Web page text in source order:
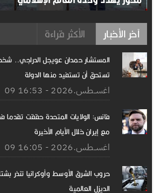
آخر الأخبار الأكثر قراءة
المستشار حمدان عويجل الدراجي..
تستحق أن تستفيد منها الدولة
09 اغســطس.2026 - 16:53
فانس: الولايات المتحدة حققت تقدما
مع إيران خلال الأيام الأخيرة
09 اغســطس.2026 - 16:05
حروب الشرق الأوسط وأوكرانيا تنذر
الديزل العالمية